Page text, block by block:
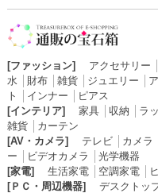
[ファッション] アクセサリー
水
財布│ 雑貨│ ジュエリー
ト
インナー
ピアス
[インテリア]
家具│ 収納 ラ
雑貨│ カーテン
[AV・カメラ]
テレビ│ カメラ
ー
ビデオカメラ
光学機器
[家電]
生活家電│ 空調家電│
[ＰＣ・周辺機器]
デスクトッ